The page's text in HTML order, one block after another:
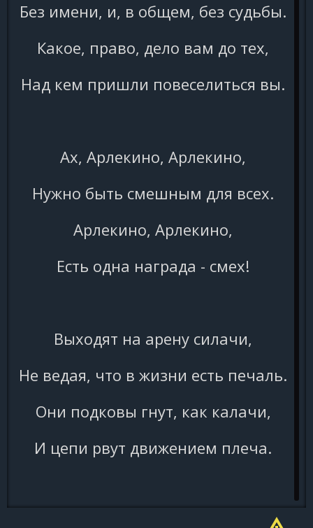
Без имени, и, в общем, без судьбы.
Какое, право, дело вам до тех,
Над кем пришли повеселиться вы.
Ах, Арлекино, Арлекино,
Нужно быть смешным для всех.
Арлекино, Арлекино,
Есть одна награда - смех!
Выходят на арену силачи,
Не ведая, что в жизни есть печаль.
Они подковы гнут, как калачи,
И цепи рвут движением плеча.
И рукоплещет восхищенный зал,